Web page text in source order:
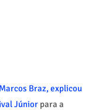
Marcos Braz, explicou
Júnior para a